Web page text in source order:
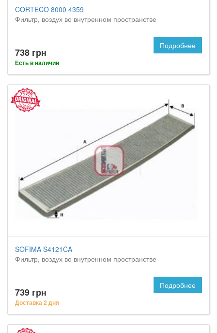
CORTECO 8000 4359
Фильтр, воздух во внутренном пространстве
738 грн
Есть в наличии
Подробнее
SOFIMA S4121CA
Фильтр, воздух во внутренном пространстве
739 грн
Доставка 2 дня
Подробнее